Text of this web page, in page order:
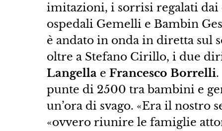
imitazioni, i sorrisi regalati
ospedali Gemelli e Bambin
è andato in onda in diretta sul
oltre a Stefano Cirillo, i due
Langellae Francesco Borrelli.
punte di 2500 tra bambini e
un’ora di svago. «Era il nostro
«ovvero riunire le famiglie